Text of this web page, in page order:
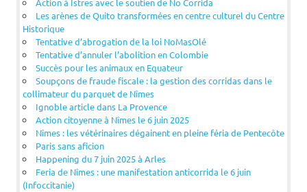
Action à Istres avec le soutien de No Corrida
Les arènes de Quito transformées en centre culturel du Centre
Historique
Tentative d’abrogation de la loi NoMasOlé
Tentative d’annuler l’abolition en Colombie
Succès pour les animaux en Equateur
Soupçons de fraude fiscale : la gestion des corridas dans le
collimateur du parquet de Nîmes
Ignoble article dans La Provence
Action citoyenne à Nîmes le 6 juin 2025
Nîmes : les vétérinaires dégainent en pleine féria de Pentecôte
Paris sans aficion
Happening du 7 juin 2025 à Arles
Feria de Nîmes : une manifestation anticorrida le 6 juin
(Infoccitanie)